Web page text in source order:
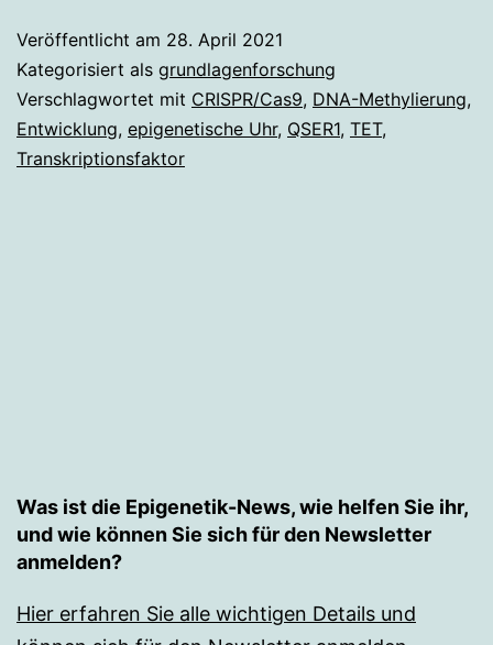
Entwicklung
Veröffentlicht am 28. April 2021
Kategorisiert als grundlagenforschung
Verschlagwortet mit CRISPR/Cas9, DNA-Methylierung,
Entwicklung, epigenetische Uhr, QSER1, TET,
Transkriptionsfaktor
Was ist die Epigenetik-News, wie helfen Sie ihr,
und wie können Sie sich für den Newsletter
anmelden?
Hier erfahren Sie alle wichtigen Details und